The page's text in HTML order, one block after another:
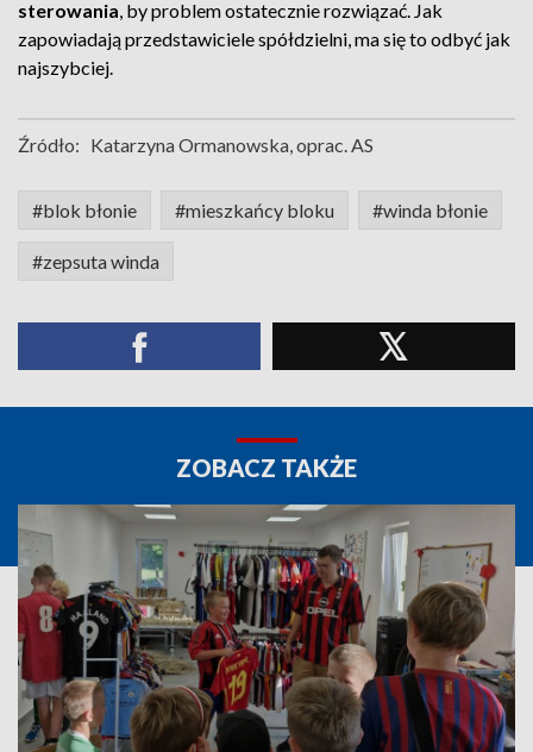
sterowania, by problem ostatecznie rozwiązać. Jak
zapowiadają przedstawiciele spółdzielni, ma się to odbyć jak
najszybciej.
Źródło: Katarzyna Ormanowska, oprac. AS
#blok błonie #mieszkańcy bloku #winda błonie
#zepsuta winda
ZOBACZ TAKŻE